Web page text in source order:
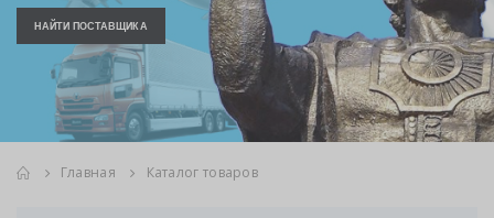
НАЙТИ ПОСТАВЩИКА
Главная Каталог товаров